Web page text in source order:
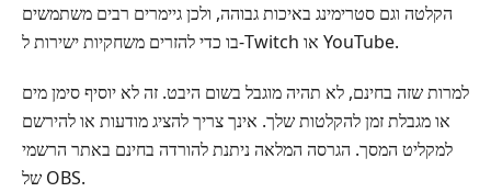
הקלטה וגם סטרימינג באיכות גבוהה, ולכן גיימרים רבים משתמשים
בו כדי להזרים משחקיות ישירות ל-Twitch או YouTube.
למרות שזה בחינם, לא תהיה מוגבל בשום היבט. זה לא יוסיף סימן מים
או מגבלת זמן להקלטות שלך. אינך צריך להציג מודעות או להירשם
למקליט המסך. הגרסה המלאה ניתנת להורדה בחינם באתר הרשמי
של OBS.